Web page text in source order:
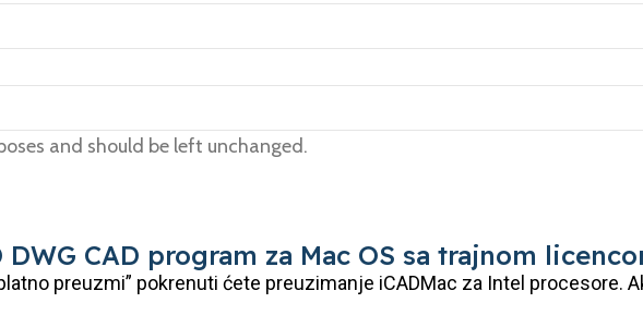
and should be left unchanged.
CAD program za Mac OS sa trajnom
preuzmi” pokrenuti ćete preuzimanje iCADMac za Intel procesore.